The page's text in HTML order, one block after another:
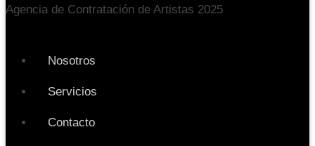
Agencia de Contratación de Artistas 2025
Nosotros
Servicios
Contacto